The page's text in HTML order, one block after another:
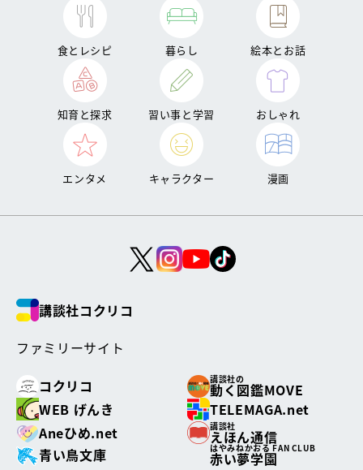
食とレシピ 暮らし 絵本とお話
知育と探求 習い事と学習 おしゃれ
エンタメ キャラクター 漫画
講談社コクリコ
ファミリーサイト
コクリコ
講談社の
動く図鑑MOVE
WEB げんき
TELEMAGA.net
Aneひめ.net
講談社
えほん通信
青い鳥文庫
はやみねかおる FAN CLUB
赤い夢学園